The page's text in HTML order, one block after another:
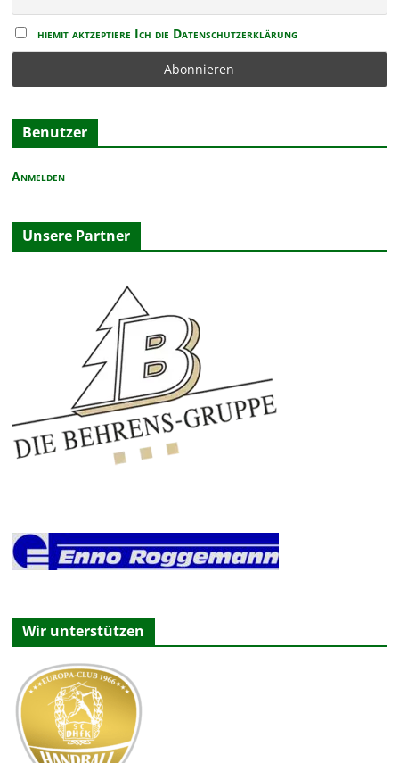
b
e
n
hiemit aktzeptiere Ich die Datenschutzerklärung
Benutzer
Anmelden
Unsere Partner
Wir unterstützen